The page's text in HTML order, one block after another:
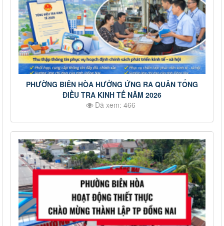
PHƯỜNG BIÊN HÒA HƯỞNG ỨNG RA QUÂN TỔNG
ĐIỀU TRA KINH TẾ NĂM 2026
Đã xem: 466